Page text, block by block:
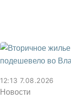
12:13 7.08.2026
Новости